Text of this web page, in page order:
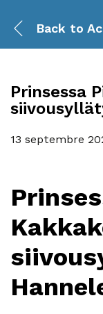
Back to
Prinsessa
13 septembre